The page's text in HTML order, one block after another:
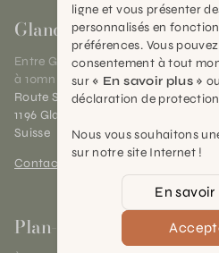
Gland
Entre Genève et Lausanne,
à 10mn de Nyon
Route Suisse 40
1196 Gland (VD)
Suisse
Contact et horaires
Plan-les-Ouates
ligne et vous présenter
personnalisés en
préférences. Vous
consentement à tout
sur « En savoir plus »
déclaration de protection
Nous vous souhaitons
sur notre site Internet !
En savoir